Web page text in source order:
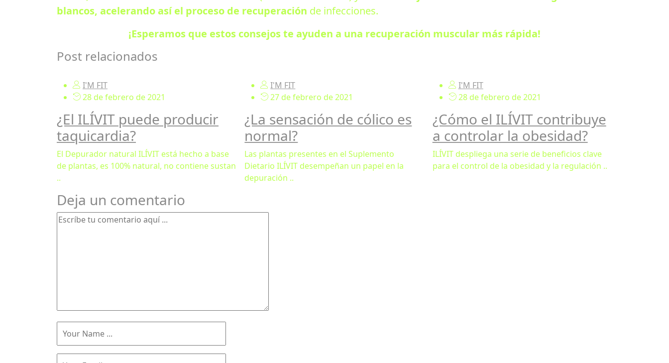
blancos, acelerando así el proceso de recuperación de infecciones.
¡Esperamos que estos consejos te ayuden a una recuperación muscular más rápida!
Post relacionados
I'M FIT
28 de febrero de 2021
¿Cómo el ILÍVIT contribuye
a controlar la obesidad?
ILÍVIT despliega una serie de beneficios clave
para el control de la obesidad y la regulación ..
I'M FIT
27 de febrero de 2021
¿La sensación de cólico es
normal?
Las plantas presentes en el Suplemento
Dietario ILÍVIT desempeñan un papel en la
depuración ..
I'M FIT
28 de febrero de 2021
¿El ILÍVIT puede producir
taquicardia?
El Depurador natural ILÍVIT está hecho a base
de plantas, es 100% natural, no contiene sustan
..
Deja un comentario